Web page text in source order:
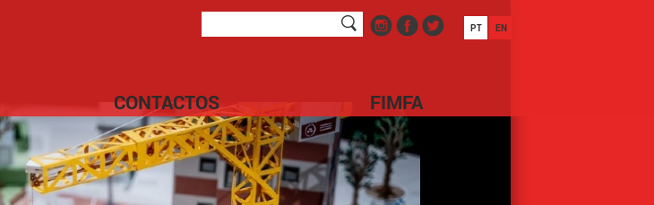
CONTACTOS FIMFA
PT EN